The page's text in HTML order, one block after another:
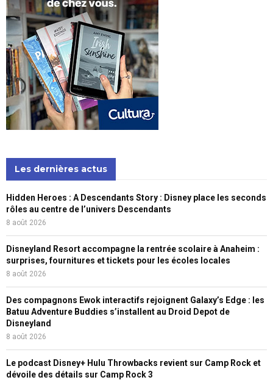
Les dernières actus
Hidden Heroes : A Descendants Story : Disney place les seconds
rôles au centre de l’univers Descendants
8 août 2026
Disneyland Resort accompagne la rentrée scolaire à Anaheim :
surprises, fournitures et tickets pour les écoles locales
8 août 2026
Des compagnons Ewok interactifs rejoignent Galaxy’s Edge : les
Batuu Adventure Buddies s’installent au Droid Depot de
Disneyland
8 août 2026
Le podcast Disney+ Hulu Throwbacks revient sur Camp Rock et
dévoile des détails sur Camp Rock 3